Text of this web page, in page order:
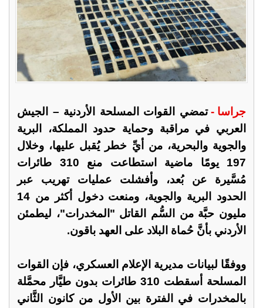
جراسا - تمضي القوات المسلحة الأردنية – الجيش
العربي في مراقبة وحماية حدود المملكة، البرية
والجوية والبحرية، من أيِّ خطر يُقبل عليها، وخلال
197 يومًا ماضية استطاعت منع 310 طائرات
مُسَّيرة عن بُعد، وأفشلت عمليات تهريب عبر
الحدود البرية والجوية، ومنعت دخول أكثر من 14
مليون حبَّة من السُّم القاتل "المخدرات"، ليطمئن
الأردني بأنَّ حُماة البلاد على العهد باقون.
ووفقًا لبيانات مديرية الإعلام العسكري، فإن القوات
المسلحة أسقطت 310 طائرات بدون طيَّار محمَّلة
بالمخدرات في الفترة بين الأول من كانون الثَّاني